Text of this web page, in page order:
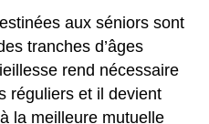
aux séniors sont
tranches d’âges
rend nécessaire
réguliers et il devient
la meilleure mutuelle